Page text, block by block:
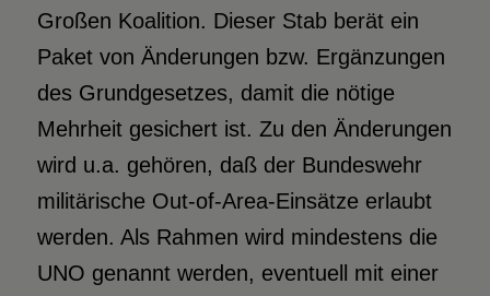
Großen Koalition. Dieser Stab berät ein
Paket von Änderungen bzw. Ergänzungen
des Grundgesetzes, damit die nötige
Mehrheit gesichert ist. Zu den Änderungen
wird u.a. gehören, daß der Bundeswehr
militärische Out-of-Area-Einsätze erlaubt
werden. Als Rahmen wird mindestens die
UNO genannt werden, eventuell mit einer